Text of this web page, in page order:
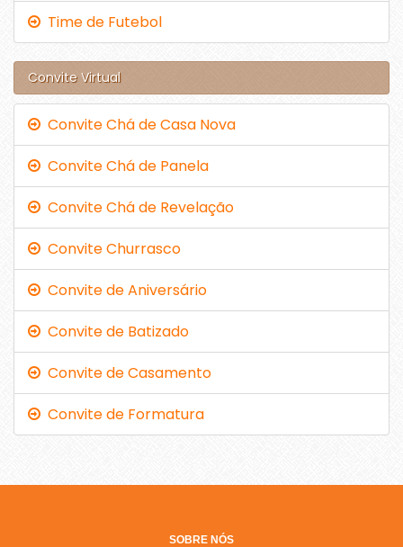
Time de Futebol
Convite Virtual
Convite Chá de Casa Nova
Convite Chá de Panela
Convite Chá de Revelação
Convite Churrasco
Convite de Aniversário
Convite de Batizado
Convite de Casamento
Convite de Formatura
SOBRE NÓS